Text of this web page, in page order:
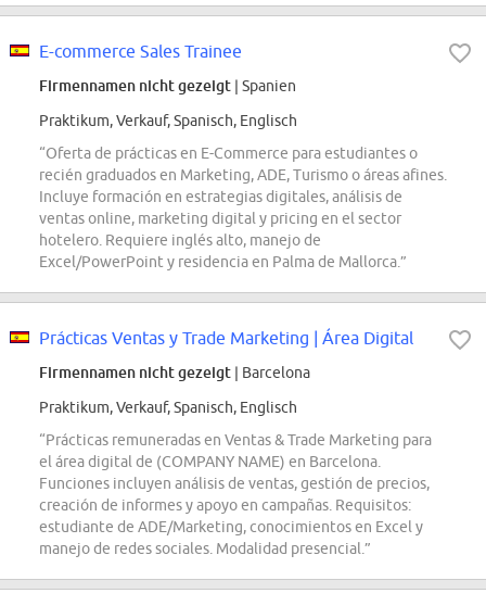
E-commerce Sales Trainee
Firmennamen nicht gezeigt | Spanien
Praktikum, Verkauf, Spanisch, Englisch
“Oferta de prácticas en E-Commerce para estudiantes o
recién graduados en Marketing, ADE, Turismo o áreas afines.
Incluye formación en estrategias digitales, análisis de
ventas online, marketing digital y pricing en el sector
hotelero. Requiere inglés alto, manejo de
Excel/PowerPoint y residencia en Palma de Mallorca.”
Prácticas Ventas y Trade Marketing | Área Digital
Firmennamen nicht gezeigt | Barcelona
Praktikum, Verkauf, Spanisch, Englisch
“Prácticas remuneradas en Ventas & Trade Marketing para
el área digital de (COMPANY NAME) en Barcelona.
Funciones incluyen análisis de ventas, gestión de precios,
creación de informes y apoyo en campañas. Requisitos:
estudiante de ADE/Marketing, conocimientos en Excel y
manejo de redes sociales. Modalidad presencial.”